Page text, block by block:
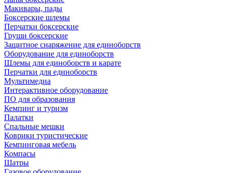
Макивары, пады
Боксерские шлемы
Перчатки боксерские
Груши боксерские
Защитное снаряжение для единоборств
Оборудование для единоборств
Шлемы для единоборств и карате
Перчатки для единоборств
Мультимедиа
Интерактивное оборудование
ПО для образования
Кемпинг и туризм
Палатки
Спальные мешки
Коврики туристические
Кемпинговая мебель
Компасы
Шатры